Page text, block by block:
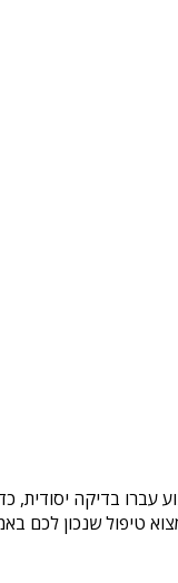
עברו בדיקה יסודית,
שנכון לכם